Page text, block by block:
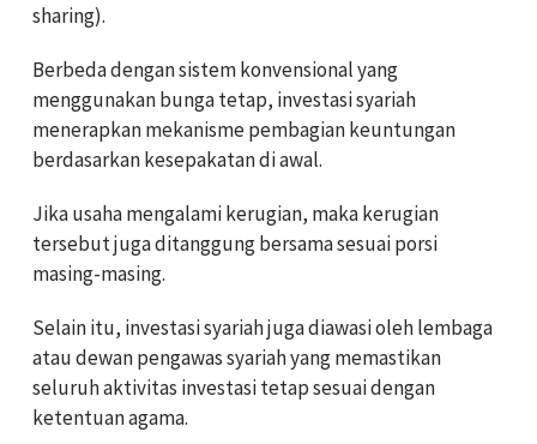
sharing).
Berbeda dengan sistem konvensional yang
menggunakan bunga tetap, investasi syariah
menerapkan mekanisme pembagian keuntungan
berdasarkan kesepakatan di awal.
Jika usaha mengalami kerugian, maka kerugian
tersebut juga ditanggung bersama sesuai porsi
masing-masing.
Selain itu, investasi syariah juga diawasi oleh lembaga
atau dewan pengawas syariah yang memastikan
seluruh aktivitas investasi tetap sesuai dengan
ketentuan agama.